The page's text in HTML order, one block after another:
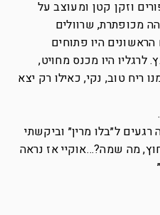
וזקן קטן ומעוצב על
מכופתרת, שרוולים
היו פתוחים
לרגליו היו מכנס מחויט,
ריח טוב, נקי, כאילו רק יצא
ל״בלו מרין״ וביקשתי
מה שמה?…אוקיי אז נראה